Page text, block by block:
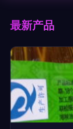
最新产品